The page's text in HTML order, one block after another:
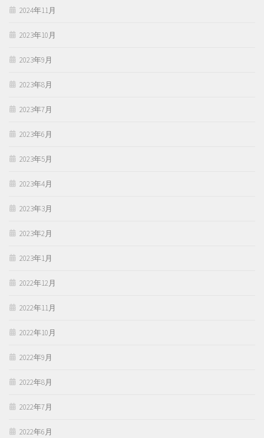
2024年11月
2023年10月
2023年9月
2023年8月
2023年7月
2023年6月
2023年5月
2023年4月
2023年3月
2023年2月
2023年1月
2022年12月
2022年11月
2022年10月
2022年9月
2022年8月
2022年7月
2022年6月